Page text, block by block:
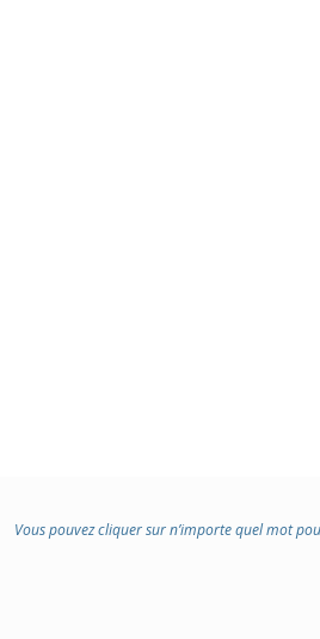
Vous pouvez cliquer sur n’importe quel mot